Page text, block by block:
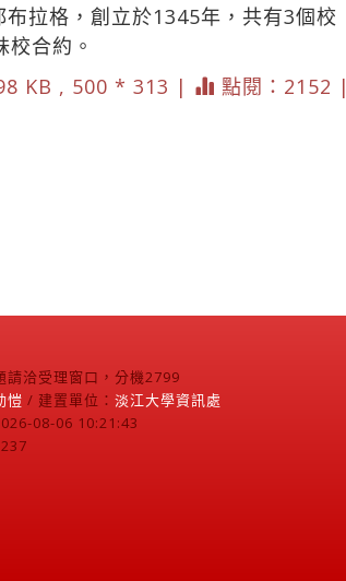
拉格，創立於1345年，共有3個校
合約。
KB , 500 * 313 |
點閱：2152 |
請洽受理窗口，分機2799
愷 / 建置單位： 淡江大學資訊處
08-06 10:21:43